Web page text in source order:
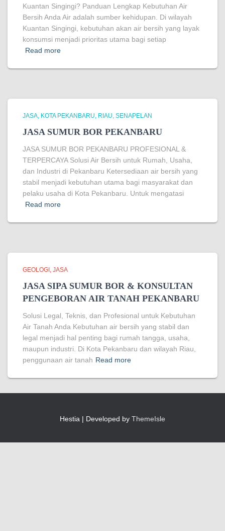
Kuantan Singingi? Panduan Lengkap Kebutuhan Air
Bersih Anda Air adalah sumber kehidupan. Di wilayah
Kuantan Singingi, kebutuhan akan air bersih yang layak
konsumsi menjadi prioritas utama bagi setiap
Read more
JASA KOTA PEKANBARU RIAU SENAPELAN
JASA SUMUR BOR PEKANBARU
JASA SUMUR BOR PEKANBARU PROFESIONAL &
TERPERCAYA Solusi Air Bersih untuk Rumah, Usaha,
dan Industri di Pekanbaru Ketersediaan air bersih yang
stabil menjadi kebutuhan utama bagi masyarakat dan
pelaku usaha di Kota Pekanbaru. Untuk mengatasi
Read more
GEOLOGI JASA
JASA SIPA SUMUR BOR & KONSULTAN
PENGEBORAN AIR TANAH PEKANBARU
Solusi Legal, Teknis, dan Profesional untuk Kebutuhan
Air Tanah Anda Kebutuhan air bersih yang stabil dan
legal menjadi hal penting bagi rumah tangga, usaha,
maupun industri. Di Kota Pekanbaru dan wilayah Riau,
penggunaan air tanah Read more
Hestia | Developed by ThemeIsle